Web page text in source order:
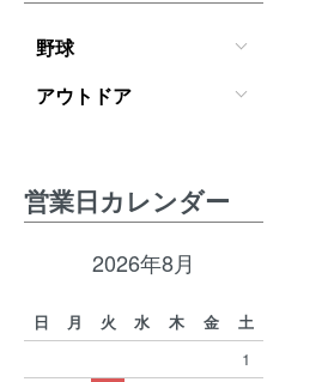
野球
アウトドア
営業日カレンダー
2026年8月
日 月 火 水 木 金
土
1